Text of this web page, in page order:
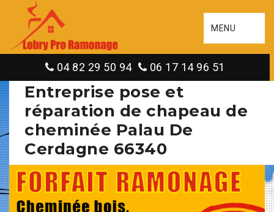
MENU
04 82 29 50 94 06 17 14 96 51
Entreprise pose et
réparation de chapeau de
cheminée Palau De
Cerdagne 66340